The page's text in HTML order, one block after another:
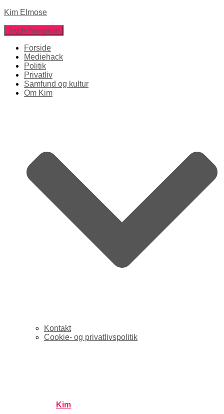
Kim Elmose
Toggle Navigation
Forside
Mediehack
Politik
Privatliv
Samfund og kultur
Om Kim
Kontakt
Cookie- og privatlivspolitik
Kim